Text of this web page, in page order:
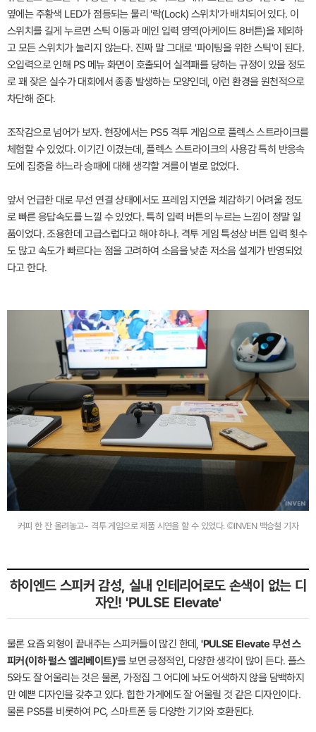
옆에는 주황색 LED가 점등되는 물리 '락(Lock) 스위치'가 배치되어 있다. 이
스위치를 길게 누르면 스틱 이동과 메인 입력 영역(아케이드 8버튼)을 제외하
고 모든 스위치가 눌리지 않는다. 진짜 말 그대로 '파이팅을 위한 스틱'이 된다.
오입력으로 인해 PS 메뉴 화면이 호출되어 실격패를 당하는 규정이 있을 정도
로 꽤 잦은 실수가 대회에서 종종 발생하는 모양인데, 이런 환경을 원천적으로
차단해 준다.
조작감으로 넘어가 보자. 현장에서는 PS5 격투 게임으로 플렉스 스트라이크를
체험할 수 있었다. 이기긴 이겼는데, 플렉스 스트라이크의 사용감 특히 반응속
도에 집중을 하느라 승패에 대해 생각할 겨를이 별로 없었다.
앞서 언급한 대로 무선 연결 상태에서도 프레임 지연을 체감하기 어려울 정도
로 빠른 응답속도를 느낄 수 있었다. 특히 입력 버튼의 누르는 느낌이 정말 일
품이었다. 조용한데 고급스럽다고 해야 하나. 격투 게임 특성상 버튼 입력 횟수
도 많고 속도가 빠르다는 점을 고려하여 소음을 낮춘 저소음 설계가 반영되었
다고 한다.
커피 한 잔 올려놓고~ 격투 게임으로 제품 시연을 할 수 있었다. ©INVEN 백승철 기자
하이엔드 스피커 감성, 실내 인테리어로도 손색이 없는 디
자인! 'PULSE Elevate'
물론 요즘 외형이 끝내주는 스피커들이 많긴 한데,'PULSE Elevate 무선 스
피커(이하 펄스 엘리베이트)'를 보면 긍정적인, 다양한 생각이 많이 든다. 플스
5와도 잘 어울리는 것은 물론, 가정집 그 어디에 놔도 어색하지 않을 담백하지
만 예쁜 디자인을 갖추고 있다. 힙한 가게에도 잘 어울릴 것 같은 디자인이다.
물론 PS5를 비롯하여 PC, 스마트폰 등 다양한 기기와 호환된다.